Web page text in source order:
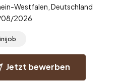
Westfalen, Deutschland
2026
Jetzt bewerben